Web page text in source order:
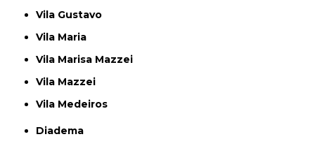
Vila Gustavo
Vila Maria
Vila Marisa Mazzei
Vila Mazzei
Vila Medeiros
Diadema